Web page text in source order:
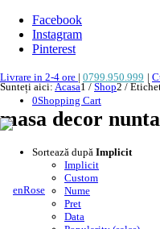
Facebook
Instagram
Pinterest
Livrare in 2-4 ore | 0799.950.999 |
0Shopping Cart
Sunteți aici: Acasa1 / Shop2 /
masa decor nunta
Sortează după Implicit
Implicit
Custom
Nume
Pret
Data